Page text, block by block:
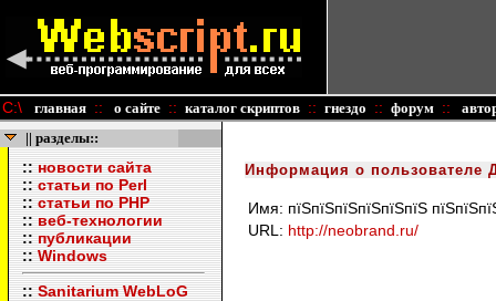
C:\ главная :: о сайте :: каталог скриптов :: гнездо :: форум ::
|| разделы::
::новости сайта
::статьи по Perl
::статьи по PHP
::веб-технологии
::публикации
::Windows
::Sanitarium WebLoG
Информация о пользователе
Имя: пїЅпїЅпїЅпїЅпїЅпїЅ
URL: http://neobrand.ru/